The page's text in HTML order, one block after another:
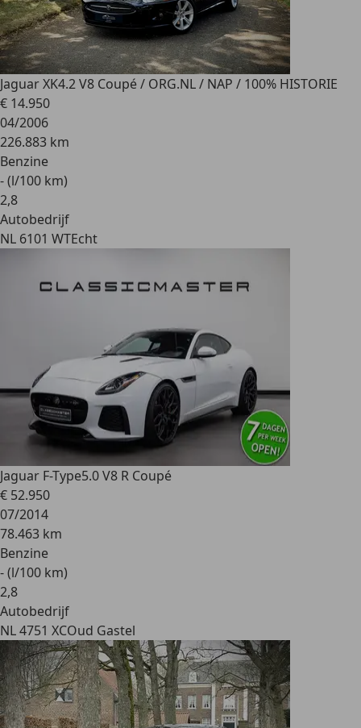
Jaguar XK4.2 V8 Coupé / ORG.NL / NAP / 100% HISTORIE
€ 14.950
04/2006
226.883 km
Benzine
- (l/100 km)
2,8
Autobedrijf
NL 6101 WTEcht
Jaguar F-Type5.0 V8 R Coupé
€ 52.950
07/2014
78.463 km
Benzine
- (l/100 km)
2,8
Autobedrijf
NL 4751 XCOud Gastel